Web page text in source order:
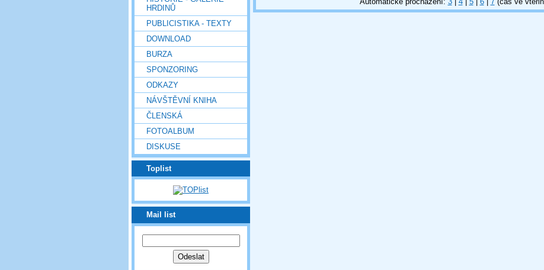
HRDINŮ
PUBLICISTIKA - TEXTY
DOWNLOAD
BURZA
SPONZORING
ODKAZY
NÁVŠTĚVNÍ KNIHA
ČLENSKÁ
FOTOALBUM
DISKUSE
Toplist
Mail list